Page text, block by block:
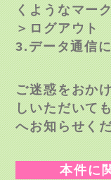
くようなマー
＞ログアウト
3.データ通信
ご迷惑をおか
しいただいて
へお知らせく
本件に